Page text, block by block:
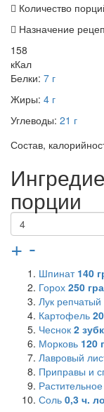
Количество
Назначение
158
кКал
Белки: 7 г
Жиры: 4 г
Углеводы: 21 г
Состав,
порции
+ -
Шпинат 140
Горох 250
Лук репчатый
Картофель
Чеснок 2
Морковь 120
Лавровый
Приправы и
Соль 0,3 ч.